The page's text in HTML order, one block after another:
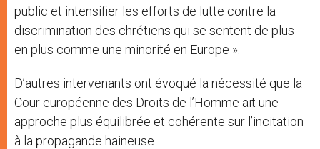
public et intensifier les efforts de lutte contre la
discrimination des chrétiens qui se sentent de plus
en plus comme une minorité en Europe ».
D’autres intervenants ont évoqué la nécessité que la
Cour européenne des Droits de l’Homme ait une
approche plus équilibrée et cohérente sur l’incitation
à la propagande haineuse.